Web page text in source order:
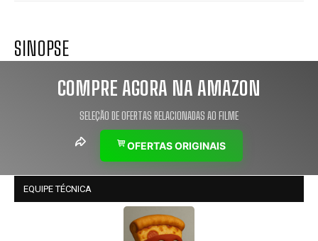
SINOPSE
COMPRE AGORA NA AMAZON
SELEÇÃO DE OFERTAS RELACIONADAS AO FILME
OFERTAS ORIGINAIS
EQUIPE TÉCNICA